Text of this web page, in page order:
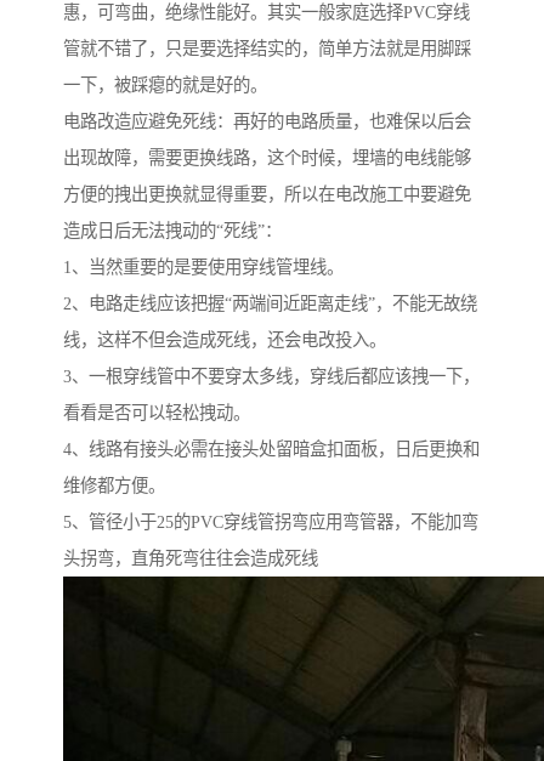
惠，可弯曲，绝缘性能好。其实一般家庭选择PVC穿线
管就不错了，只是要选择结实的，简单方法就是用脚踩
一下，被踩瘪的就是好的。
电路改造应避免死线：再好的电路质量，也难保以后会
出现故障，需要更换线路，这个时候，埋墙的电线能够
方便的拽出更换就显得重要，所以在电改施工中要避免
造成日后无法拽动的“死线”：
1、当然重要的是要使用穿线管埋线。
2、电路走线应该把握“两端间近距离走线”，不能无故绕
线，这样不但会造成死线，还会电改投入。
3、一根穿线管中不要穿太多线，穿线后都应该拽一下，
看看是否可以轻松拽动。
4、线路有接头必需在接头处留暗盒扣面板，日后更换和
维修都方便。
5、管径小于25的PVC穿线管拐弯应用弯管器，不能加弯
头拐弯，直角死弯往往会造成死线